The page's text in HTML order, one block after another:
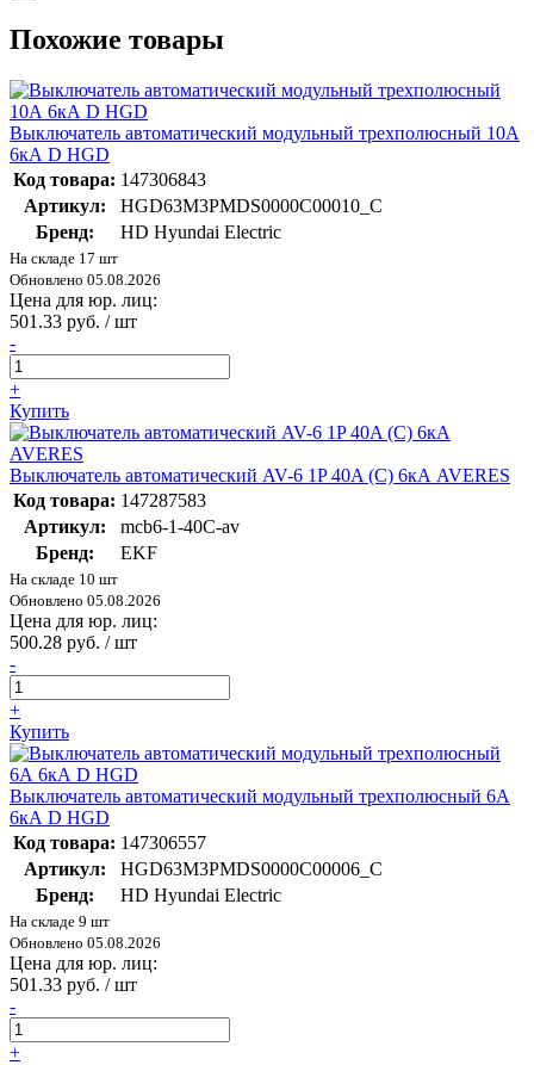
Похожие товары
Выключатель автоматический модульный трехполюсный 10А
6кА D HGD
Код товара: 147306843
Артикул:
HGD63M3PMDS0000C00010_C
Бренд:
HD Hyundai Electric
На складе 17 шт
Обновлено 05.08.2026
Цена для юр. лиц:
501.33 руб. / шт
-
+
Купить
Выключатель автоматический AV-6 1P 40A (C) 6кА AVERES
Код товара: 147287583
Артикул:
mcb6-1-40C-av
Бренд:
EKF
На складе 10 шт
Обновлено 05.08.2026
Цена для юр. лиц:
500.28 руб. / шт
-
+
Купить
Выключатель автоматический модульный трехполюсный 6А
6кА D HGD
Код товара: 147306557
Артикул:
HGD63M3PMDS0000C00006_C
Бренд:
HD Hyundai Electric
На складе 9 шт
Обновлено 05.08.2026
Цена для юр. лиц:
501.33 руб. / шт
-
+